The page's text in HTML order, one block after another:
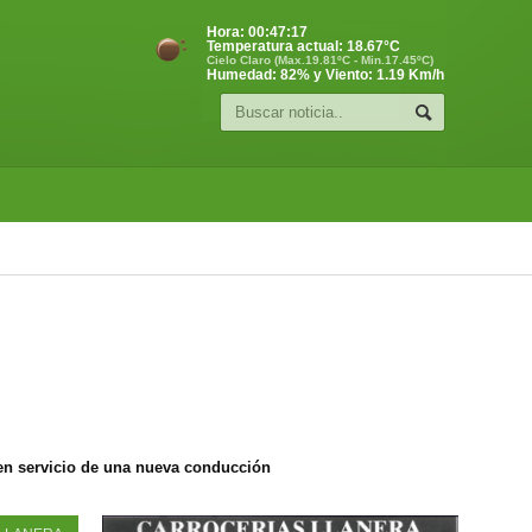
Hora: 00:47:18
Temperatura actual: 18.67°C
Cielo Claro (Max.19.81ºC - Min.17.45ºC)
Humedad: 82% y Viento: 1.19 Km/h
de una nueva conducción